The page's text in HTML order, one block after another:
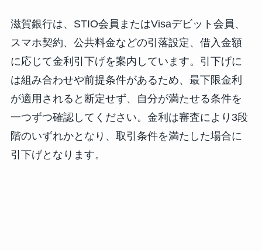
滋賀銀行は、STIO会員またはVisaデビット会員、
スマホ契約、公共料金などの引落設定、借入金額
に応じて金利引下げを案内しています。引下げに
は組み合わせや前提条件があるため、最下限金利
が適用されると断定せず、自分が満たせる条件を
一つずつ確認してください。金利は審査により3段
階のいずれかとなり、取引条件を満たした場合に
引下げとなります。